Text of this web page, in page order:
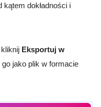
dokładności i
Eksportuj w
jako plik w formacie